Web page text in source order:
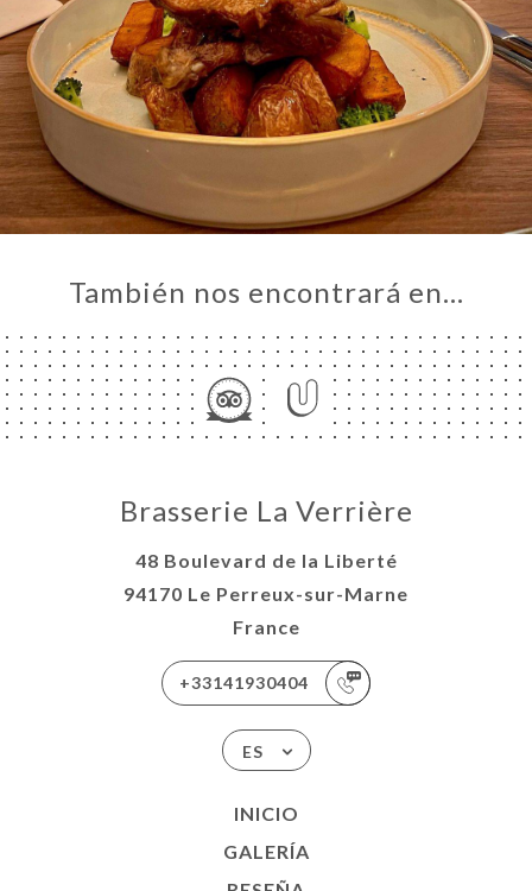
También nos encontrará en…
Brasserie La Verrière
48 Boulevard de la Liberté
94170 Le Perreux-sur-Marne
France
+33141930404
ES
INICIO
GALERÍA